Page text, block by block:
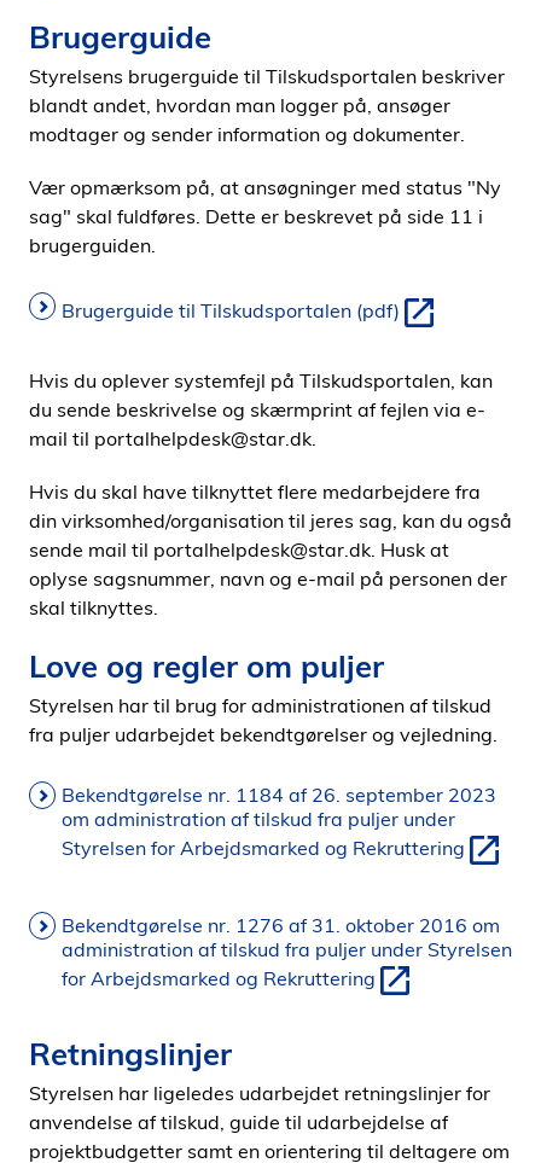
Brugerguide
Styrelsens brugerguide til Tilskudsportalen beskriver
blandt andet, hvordan man logger på, ansøger
modtager og sender information og dokumenter.
Vær opmærksom på, at ansøgninger med status "Ny
sag" skal fuldføres. Dette er beskrevet på side 11 i
brugerguiden.
Brugerguide til Tilskudsportalen (pdf)
Hvis du oplever systemfejl på Tilskudsportalen, kan
du sende beskrivelse og skærmprint af fejlen via e-
mail til portalhelpdesk@star.dk.
Hvis du skal have tilknyttet flere medarbejdere fra
din virksomhed/organisation til jeres sag, kan du også
sende mail til portalhelpdesk@star.dk. Husk at
oplyse sagsnummer, navn og e-mail på personen der
skal tilknyttes.
Love og regler om puljer
Styrelsen har til brug for administrationen af tilskud
fra puljer udarbejdet bekendtgørelser og vejledning.
Bekendtgørelse nr. 1184 af 26. september 2023
om administration af tilskud fra puljer under
Styrelsen for Arbejdsmarked og Rekruttering
Bekendtgørelse nr. 1276 af 31. oktober 2016 om
administration af tilskud fra puljer under Styrelsen
for Arbejdsmarked og Rekruttering
Retningslinjer
Styrelsen har ligeledes udarbejdet retningslinjer for
anvendelse af tilskud, guide til udarbejdelse af
projektbudgetter samt en orientering til deltagere om